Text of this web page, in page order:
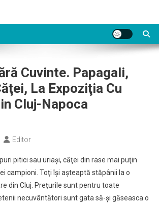
Cuvinte. Papagali,
La Expoziţia Cu
Cluj-Napoca
Editor
pitici sau uriaşi, căţei din rase mai puţin
campioni. Toţi îşi aşteaptă stăpânii la o
din Cluj. Preţurile sunt pentru toate
necuvântători sunt gata să-şi găseasca o